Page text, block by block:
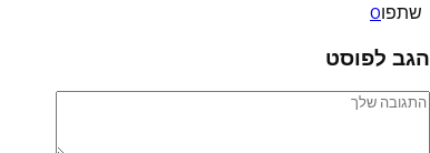
שתפו0
הגב לפוסט